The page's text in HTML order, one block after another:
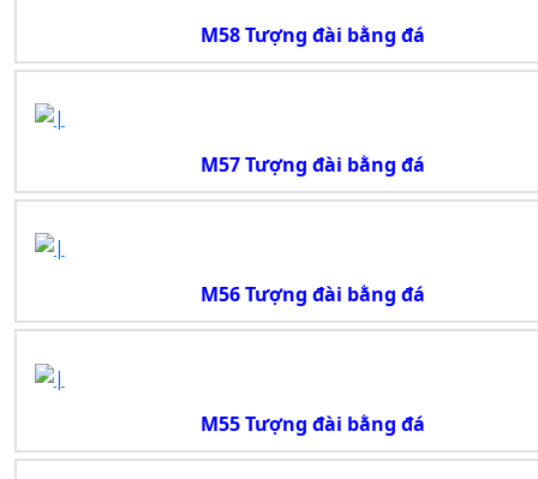
M58 Tượng đài bằng đá
M57 Tượng đài bằng đá
M56 Tượng đài bằng đá
M55 Tượng đài bằng đá